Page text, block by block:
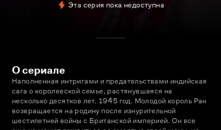
Эта серия пока недоступна
О сериале
Наполненная интригами и предательствами индийская
сага о королевской семье, растянувшаяся на
несколько десятков лет. 1945 год. Молодой король Ран
возвращается на родину после изнурительной
шестилетней войны с Британской империей. Он все